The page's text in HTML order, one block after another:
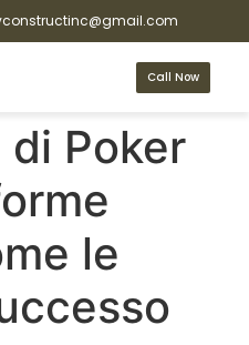
Call Now
di Poker
le